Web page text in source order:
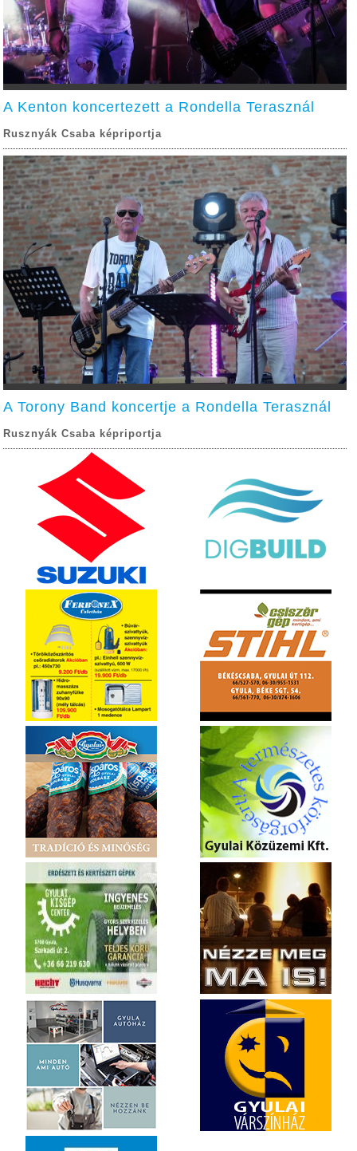
A Kenton koncertezett a Rondella Terasznál
Rusznyák Csaba képriportja
A Torony Band koncertje a Rondella Terasznál
Rusznyák Csaba képriportja